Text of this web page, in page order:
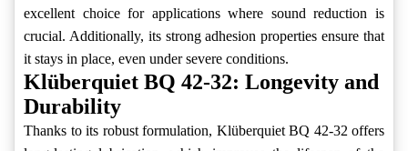
excellent choice for applications where sound reduction is
crucial. Additionally, its strong adhesion properties ensure that
it stays in place, even under severe conditions.
Klüberquiet BQ 42-32: Longevity and
Durability
Thanks to its robust formulation, Klüberquiet BQ 42-32 offers